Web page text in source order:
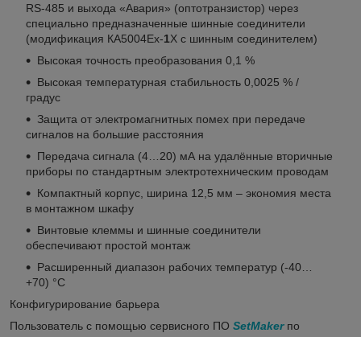
RS-485 и выхода «Авария» (оптотранзистор) через
специально предназначенные шинные соединители
(модификация КА5004Ех-1Х с шинным соединителем)
Высокая точность преобразования 0,1 %
Высокая температурная стабильность 0,0025 % /
градус
Защита от электромагнитных помех при передаче
сигналов на большие расстояния
Передача сигнала (4…20) мА на удалённые вторичные
приборы по стандартным электротехническим проводам
Компактный корпус, ширина 12,5 мм – экономия места
в монтажном шкафу
Винтовые клеммы и шинные соединители
обеспечивают простой монтаж
Расширенный диапазон рабочих температур (-40…
+70) °С
Конфигурирование барьера
Пользователь с помощью сервисного ПО SetMakerпо